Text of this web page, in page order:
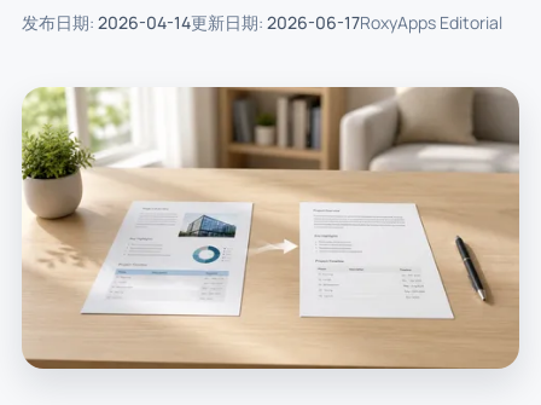
发布日期: 2026-04-14更新日期: 2026-06-17RoxyApps Editorial